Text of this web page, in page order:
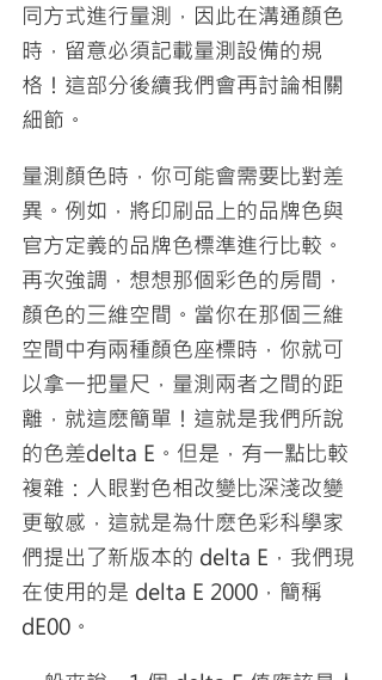
同方式進行量測，因此在溝通顏色
時，留意必須記載量測設備的規
格！這部分後續我們會再討論相關
細節。
量測顏色時，你可能會需要比對差
異。例如，將印刷品上的品牌色與
官方定義的品牌色標準進行比較。
再次強調，想想那個彩色的房間，
顏色的三維空間。當你在那個三維
空間中有兩種顏色座標時，你就可
以拿一把量尺，量測兩者之間的距
離，就這麽簡單！這就是我們所說
的色差delta E。但是，有一點比較
複雜：人眼對色相改變比深淺改變
更敏感，這就是為什麽色彩科學家
們提出了新版本的 delta E，我們現
在使用的是 delta E 2000，簡稱
dE00。